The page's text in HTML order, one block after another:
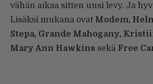
vähän aikaa sitten uusi levy. Ja
Lisäksi mukana ovat Modem,
Stepa, Grande Mahogany,
Mary Ann Hawkins sekä Free